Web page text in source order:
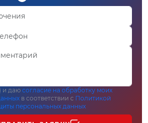
и даю согласие на обработку моих
в соответствии с Политикой
персональных данных